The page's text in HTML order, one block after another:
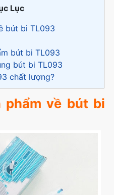
Lục
bút bi TL093
bút bi TL093
bút bi TL093
chất lượng?
phẩm về bút bi